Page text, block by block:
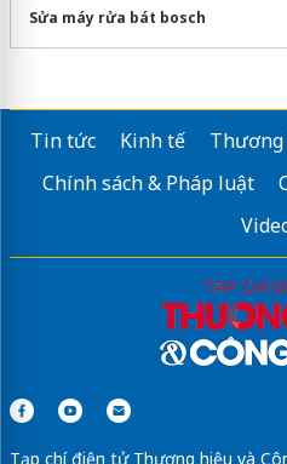
Sửa máy rửa bát bosch
Tin tức Kinh tế
Chính sách & Pháp luật
Tạp chí điện tử Thương hiệu và